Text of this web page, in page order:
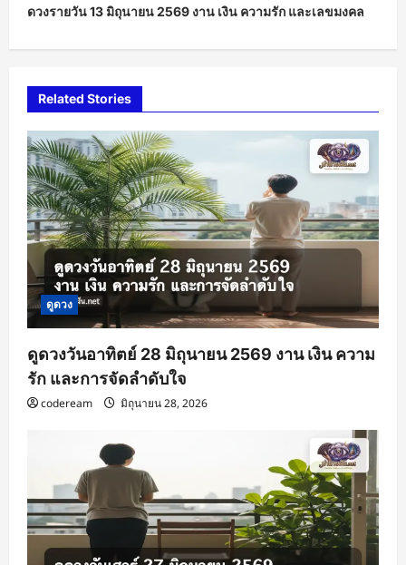
n
a
g
a
t
i
o
n
ดวงรายวัน 13 มิถุนายน 2569 งาน เงิน ความรัก และเลขมงคล
Related Stories
ดูดวง
ดูดวงวันอาทิตย์ 28 มิถุนายน 2569 งาน เงิน ความ
รัก และการจัดลำดับใจ
codeream มิถุนายน 28, 2026